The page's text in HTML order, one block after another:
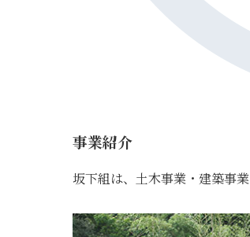
事業紹介
坂下組は、土木事業・建築事